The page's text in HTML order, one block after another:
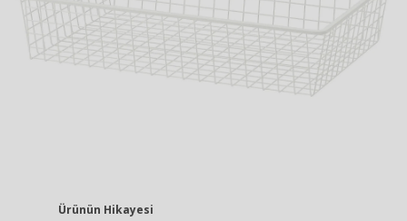
Ürünün Hikayesi